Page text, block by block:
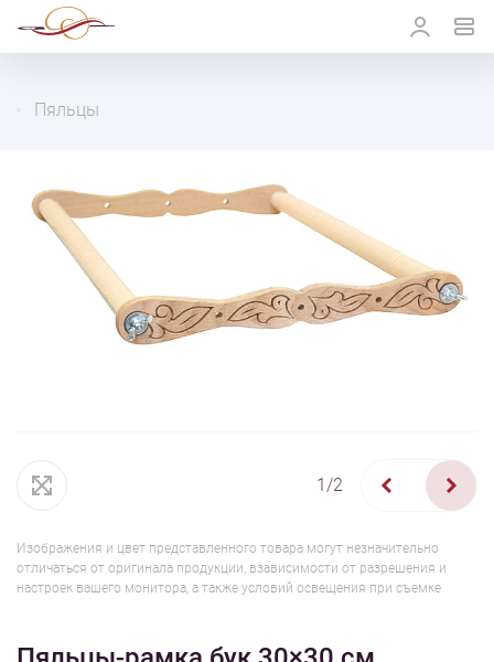
Пяльцы
1/2
Изображения и цвет представленного товара могут незначительно
отличаться от оригинала продукции, взависимости от разрешения и
настроек вашего монитора, а также условий освещения при съемке